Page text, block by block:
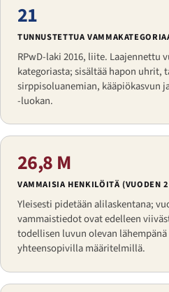
21
TUNNUSTETTUA
RPwD-laki 2016, liite. Laajennettu
kategoriasta; sisältää hapon uhrit,
sirppisoluanemian, kääpiökasvun
-luokan.
26,8 M
VAMMAISIA HENKILÖITÄ (VUODEN
Yleisesti pidetään alilaskentana;
vammaistiedot ovat edelleen
todellisen luvun olevan lähempänä
yhteensopivilla määritelmillä.